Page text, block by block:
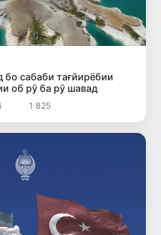
бо сабаби тағйирёбии
об рӯ ба рӯ шавад
1 825